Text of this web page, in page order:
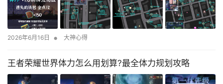
2026年6月16日 • 大神心得
王者荣耀世界体力怎么用划算?最全体力规划攻略